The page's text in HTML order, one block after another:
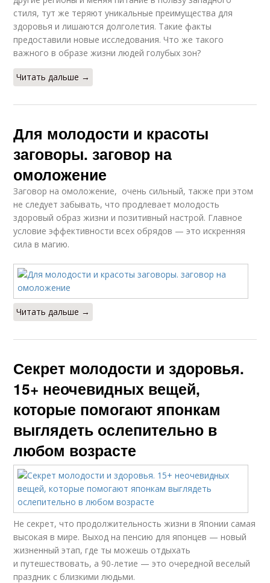
стиля, тут же теряют уникальные преимущества для
здоровья и лишаются долголетия. Такие факты
предоставили новые исследования. Что же такого
важного в образе жизни людей голубых зон?
Читать дальше →
Для молодости и красоты
заговоры. заговор на
омоложение
Заговор на омоложение, очень сильный, также при этом
не следует забывать, что продлевает молодость
здоровый образ жизни и позитивный настрой. Главное
условие эффективности всех обрядов — это искренняя
сила в магию.
Читать дальше →
Секрет молодости и здоровья.
15+ неочевидных вещей,
которые помогают японкам
выглядеть ослепительно в
любом возрасте
Не секрет, что продолжительность жизни в Японии самая
высокая в мире. Выход на пенсию для японцев — новый
жизненный этап, где ты можешь отдыхать
и путешествовать, а 90-летие — это очередной веселый
праздник с близкими людьми.